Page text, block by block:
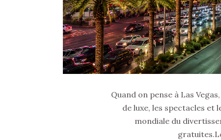
Quand on pense à Las
de luxe, les spectacles et
mondiale du